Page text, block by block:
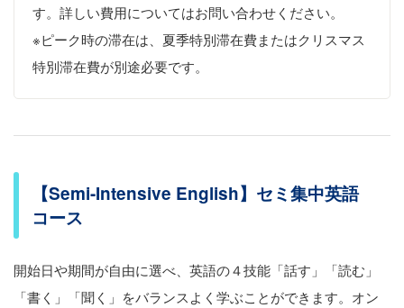
す。詳しい費用についてはお問い合わせください。
※ピーク時の滞在は、夏季特別滞在費またはクリスマス
特別滞在費が別途必要です。
【Semi-Intensive English】セミ集中英語
コース
開始日や期間が自由に選べ、英語の４技能「話す」「読む」
「書く」「聞く」をバランスよく学ぶことができます。オン